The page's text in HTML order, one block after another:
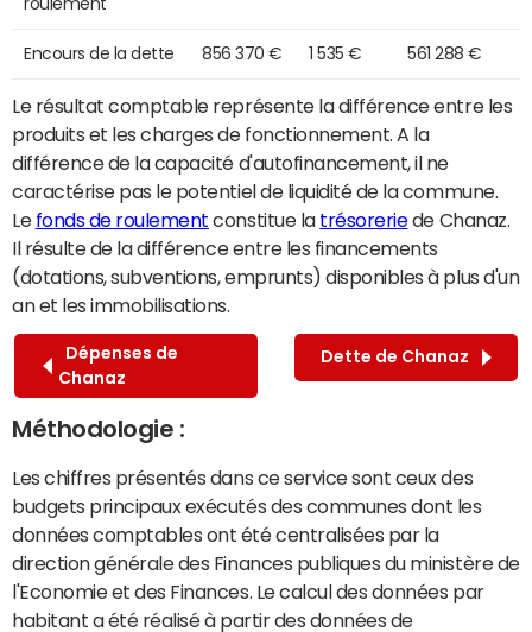
Encours de la dette 856 370 € 1 535 € 561 288 €
Le résultat comptable représente la différence entre les
produits et les charges de fonctionnement. A la
différence de la capacité d'autofinancement, il ne
caractérise pas le potentiel de liquidité de la commune.
Le fonds de roulement constitue la trésoreriede Chanaz.
Il résulte de la différence entre les financements
(dotations, subventions, emprunts) disponibles à plus d'un
an et les immobilisations.
Dépenses de
Chanaz
Dette de Chanaz
Méthodologie :
Les chiffres présentés dans ce service sont ceux des
budgets principaux exécutés des communes dont les
données comptables ont été centralisées par la
direction générale des Finances publiques du ministère de
l'Economie et des Finances. Le calcul des données par
habitant a été réalisé à partir des données de